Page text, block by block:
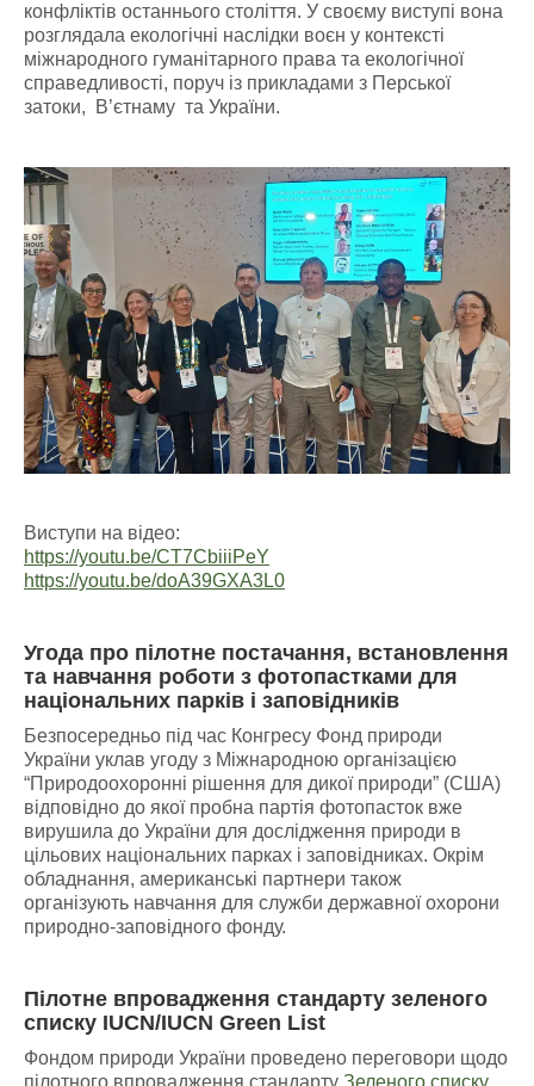
конфліктів останнього століття. У своєму виступі вона
розглядала екологічні наслідки воєн у контексті
міжнародного гуманітарного права та екологічної
справедливості, поруч із прикладами з Перської
затоки, В’єтнаму та України.
Виступи на відео:
https://youtu.be/CT7CbiiiPeY
https://youtu.be/doA39GXA3L0
Угода про пілотне постачання, встановлення
та навчання роботи з фотопастками для
національних парків і заповідників
Безпосередньо під час Конгресу Фонд природи
України уклав угоду з Міжнародною організацією
“Природоохоронні рішення для дикої природи” (США)
відповідно до якої пробна партія фотопасток вже
вирушила до України для дослідження природи в
цільових національних парках і заповідниках. Окрім
обладнання, американські партнери також
організують навчання для служби державної охорони
природно-заповідного фонду.
Пілотне впровадження стандарту зеленого
списку IUCN/IUCN Green List
Фондом природи України проведено переговори щодо